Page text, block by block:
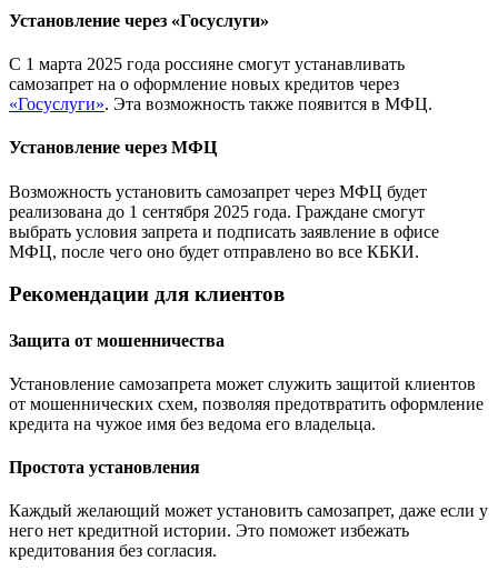
Установление через «Госуслуги»
С 1 марта 2025 года россияне смогут устанавливать
самозапрет на о оформление новых кредитов через
«Госуслуги». Эта возможность также появится в МФЦ.
Установление через МФЦ
Возможность установить самозапрет через МФЦ будет
реализована до 1 сентября 2025 года. Граждане смогут
выбрать условия запрета и подписать заявление в офисе
МФЦ, после чего оно будет отправлено во все КБКИ.
Рекомендации для клиентов
Защита от мошенничества
Установление самозапрета может служить защитой клиентов
от мошеннических схем, позволяя предотвратить оформление
кредита на чужое имя без ведома его владельца.
Простота установления
Каждый желающий может установить самозапрет, даже если у
него нет кредитной истории. Это поможет избежать
кредитования без согласия.